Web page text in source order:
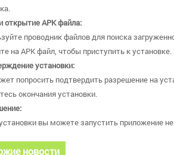
открытие APK файла:
проводник файлов для поиска
на APK файл, чтобы приступить к установке.
установки:
попросить подтвердить разрешение на
окончания установки.
вы можете запустить приложение
новости